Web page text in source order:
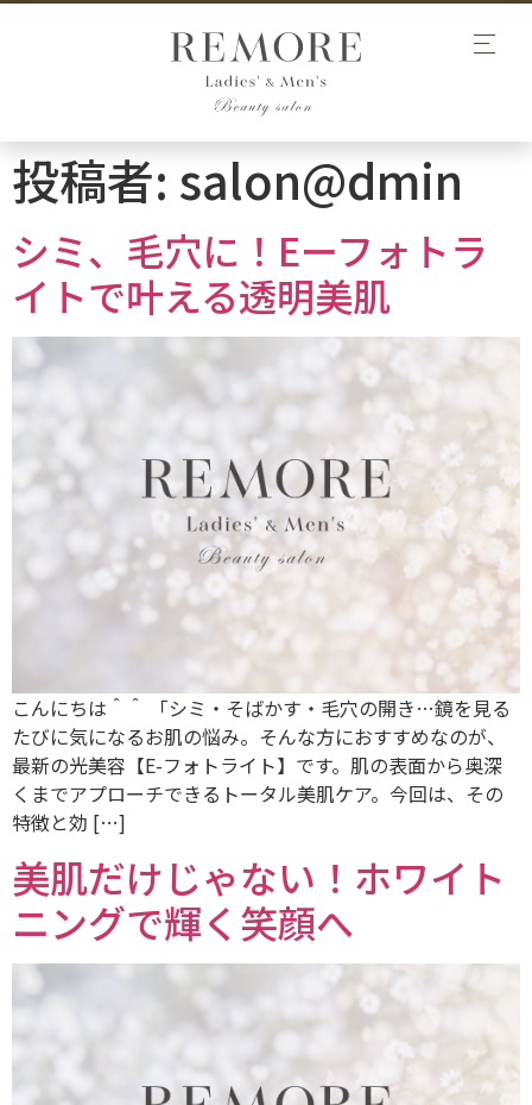
投稿者: salon@dmin
シミ、毛穴に！Eーフォトラ
イトで叶える透明美肌
こんにちは＾＾ 「シミ・そばかす・毛穴の開き…鏡を見る
たびに気になるお肌の悩み。そんな方におすすめなのが、
最新の光美容【E-フォトライト】です。肌の表面から奥深
くまでアプローチできるトータル美肌ケア。今回は、その
特徴と効 […]
美肌だけじゃない！ホワイト
ニングで輝く笑顔へ